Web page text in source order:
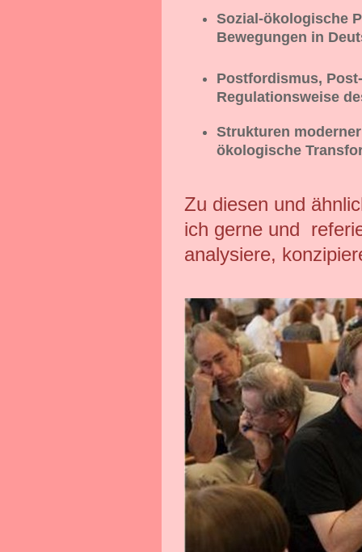
Sozial-ökologische
Bewegungen in
Postfordismus,
Regulationsweise
Strukturen
ökologische
Zu diesen und
ich gerne und
analysiere,